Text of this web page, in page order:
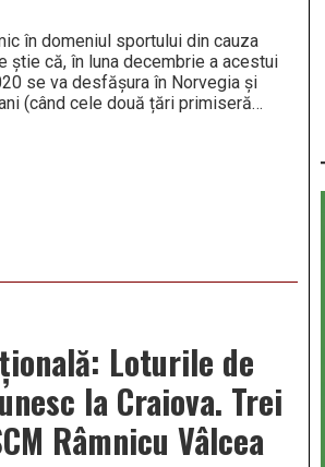
în domeniul sportului din cauza
știe că, în luna decembrie a acestui
se va desfășura în Norvegia și
(când cele două țări primiseră…
Loturile de
la Craiova. Trei
Râmnicu Vâlcea